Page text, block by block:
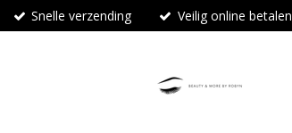
Snelle verzending Veilig online betalen